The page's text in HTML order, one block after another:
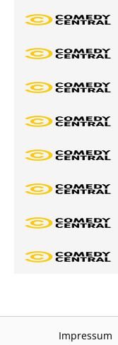
Impressum